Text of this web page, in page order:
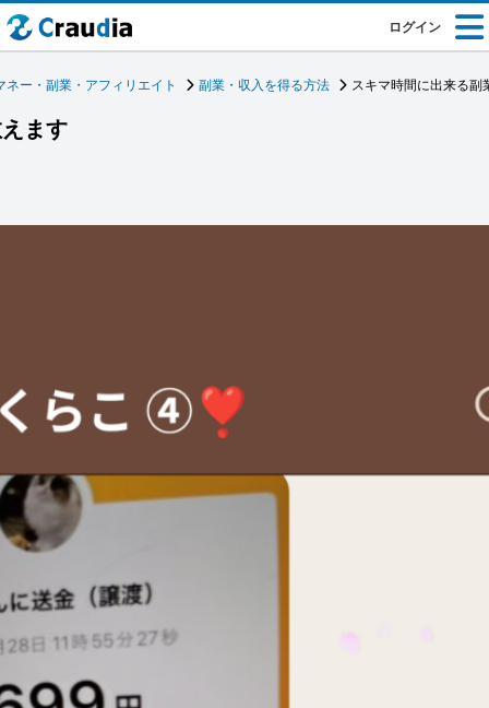
ログイン
ネー・副業・アフィリエイト 副業・収入を得る方法 スキマ時間に出来る副
ます